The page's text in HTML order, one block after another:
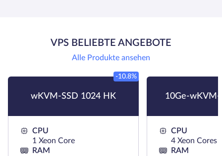
VPS BELIEBTE ANGEBOTE
Alle Produkte ansehen
wKVM-SSD 1024 HK
-10.8%
CPU
1 Xeon Core
RAM
10Ge-wKVM-
CPU
4 Xeon Cores
RAM